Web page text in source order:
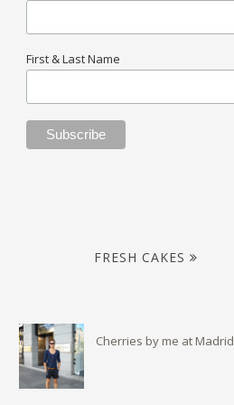
First & Last Name
FRESH CAKES
Cherries by me at Madrid